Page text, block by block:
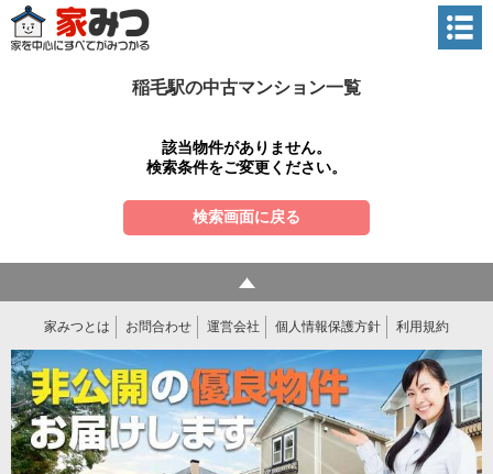
稲毛駅の中古マンション一覧
該当物件がありません。
検索条件をご変更ください。
検索画面に戻る
家みつとは お問合わせ 運営会社 個人情報保護方針 利用規約